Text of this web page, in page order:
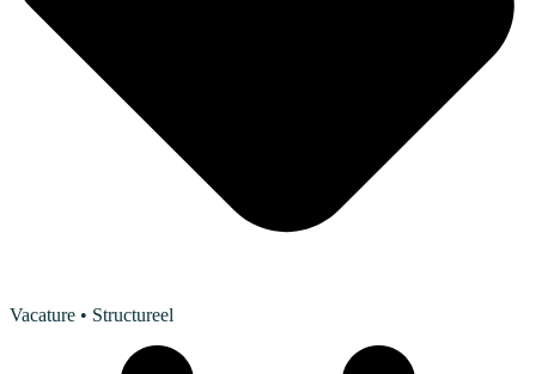
Vacature • Structureel